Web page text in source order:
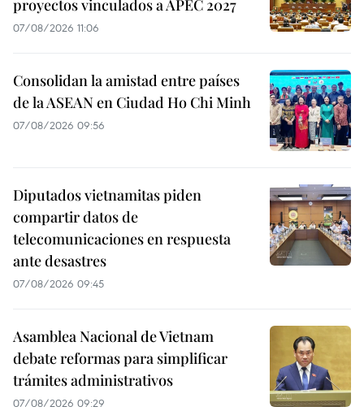
proyectos vinculados a APEC 2027
07/08/2026 11:06
Consolidan la amistad entre países
de la ASEAN en Ciudad Ho Chi Minh
07/08/2026 09:56
Diputados vietnamitas piden
compartir datos de
telecomunicaciones en respuesta
ante desastres
07/08/2026 09:45
Asamblea Nacional de Vietnam
debate reformas para simplificar
trámites administrativos
07/08/2026 09:29